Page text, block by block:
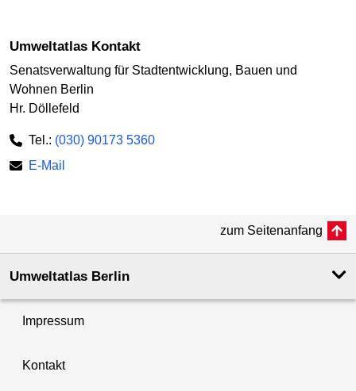
Umweltatlas Kontakt
Senatsverwaltung für Stadtentwicklung, Bauen und
Wohnen Berlin
Hr. Döllefeld
Tel.: (030) 90173 5360
E-Mail
zum Seitenanfang
Umweltatlas Berlin
Impressum
Kontakt